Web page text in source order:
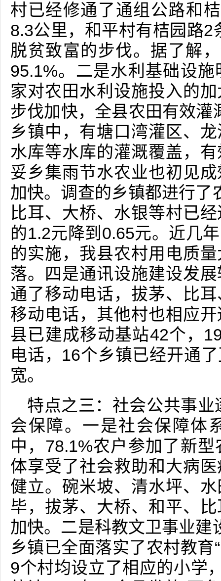
村已经修通了通组公路和
8.3公里，和平村有桔园路
脱贫致富的步伐。据了解
95.1%。二是水利基础设
家对农田水利设施投入的
步伐加快，全县农田有效
乡镇中，有塘口湾灌区、
水库等水库的灌溉覆盖，
妥乡集雨节水农业也初见
加快。调查的乡镇都进行了
比耳、大桥、水银等村已
的1.2元降到0.65元。近几
的实施，我县农村用电质
落。四是通讯设施建设发
通了移动电话，拔茅、比
移动电话，其他村也相应
县已建成移动基站42个，
电话，16个乡镇已经开通
宽。
特点之三：社会公共事
会保障。一是社会保障体
中，78.1%农户参加了新
体享受了社会救助和大病
健立。碗米坡、清水坪、
毕，拔茅、大桥、和平、
加快。二是科教文卫事业建
乡镇已全面落实了农村教育
9个村均设立了相应的小学